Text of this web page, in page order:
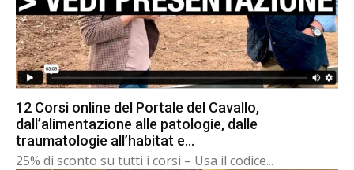
12 Corsi online del Portale del Cavallo,
dall’alimentazione alle patologie, dalle
traumatologie all’habitat e...
25% di sconto su tutti i corsi – Usa il codice...